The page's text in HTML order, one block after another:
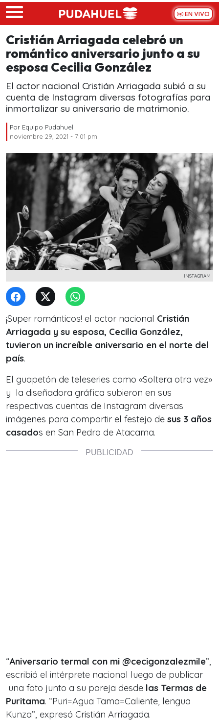
Skip to main content
EN VIVO
Cristián Arriagada celebró un
romántico aniversario junto a su
esposa Cecilia González
El actor nacional Cristián Arriagada subió a su
cuenta de Instagram diversas fotografías para
inmortalizar su aniversario de matrimonio.
Por Equipo Pudahuel
noviembre 29, 2021 - 7:01 pm
INSTAGRAM
¡Super románticos! el actor nacional Cristián
Arriagada y su esposa, Cecilia González,
tuvieron un increíble aniversario en el norte del
país.
El guapetón de teleseries como «Soltera otra vez»
y la diseñadora gráfica subieron en sus
respectivas cuentas de Instagram diversas
imágenes para compartir el festejo de sus 3 años
casados en San Pedro de Atacama.
“Aniversario termal con mi @cecigonzalezmile”,
escribió el intérprete nacional luego de publicar
una foto junto a su pareja desde las Termas de
Puritama. “Puri=Agua Tama=Caliente, lengua
Kunza”, expresó Cristián Arriagada.